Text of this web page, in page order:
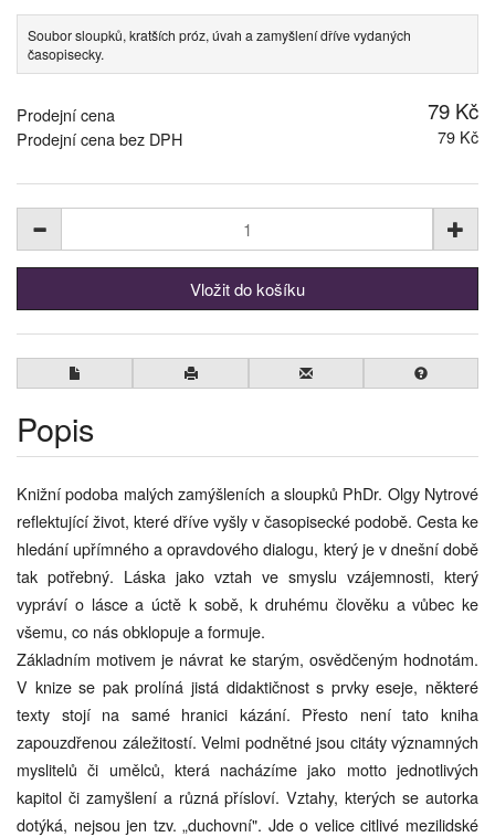
Soubor sloupků, kratších próz, úvah a zamyšlení dříve vydaných
časopisecky.
Prodejní cena 79 Kč
Prodejní cena bez DPH 79 Kč
Popis
Knižní podoba malých zamýšleních a sloupků PhDr. Olgy Nytrové
reflektující život, které dříve vyšly v časopisecké podobě. Cesta ke
hledání upřímného a opravdového dialogu, který je v dnešní době
tak potřebný. Láska jako vztah ve smyslu vzájemnosti, který
vypráví o lásce a úctě k sobě, k druhému člověku a vůbec ke
všemu, co nás obklopuje a formuje.
Základním motivem je návrat ke starým, osvědčeným hodnotám.
V knize se pak prolíná jistá didaktičnost s prvky eseje, některé
texty stojí na samé hranici kázání. Přesto není tato kniha
zapouzdřenou záležitostí. Velmi podnětné jsou citáty významných
myslitelů či umělců, která nacházíme jako motto jednotlivých
kapitol či zamyšlení a různá přísloví. Vztahy, kterých se autorka
dotýká, nejsou jen tzv. „duchovní". Jde o velice citlivé mezilidské